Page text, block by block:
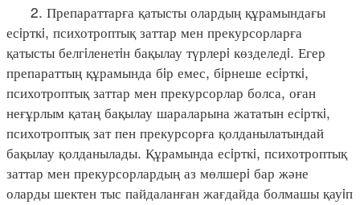
2. Препараттарға қатысты олардың құрамындағы
есiрткi, психотроптық заттар мен прекурсорларға
қатысты белгiленетiн бақылау түрлерi көзделедi. Егер
препараттың құрамында бiр емес, бiрнеше есiрткi,
психотроптық заттар мен прекурсорлар болса, оған
неғұрлым қатаң бақылау шараларына жататын есiрткi,
психотроптық зат пен прекурсорға қолданылатындай
бақылау қолданылады. Құрамында есiрткi, психотроптық
заттар мен прекурсорлардың аз мөлшерi бар және
оларды шектен тыс пайдаланған жағдайда болмашы қауiп